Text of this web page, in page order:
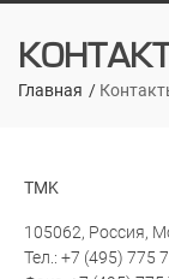
Главная
TMK
105062, Россия,
Тел.: +7 (495) 775